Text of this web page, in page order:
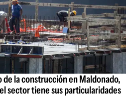
la construcción en Maldonado,
sector tiene sus particularidades